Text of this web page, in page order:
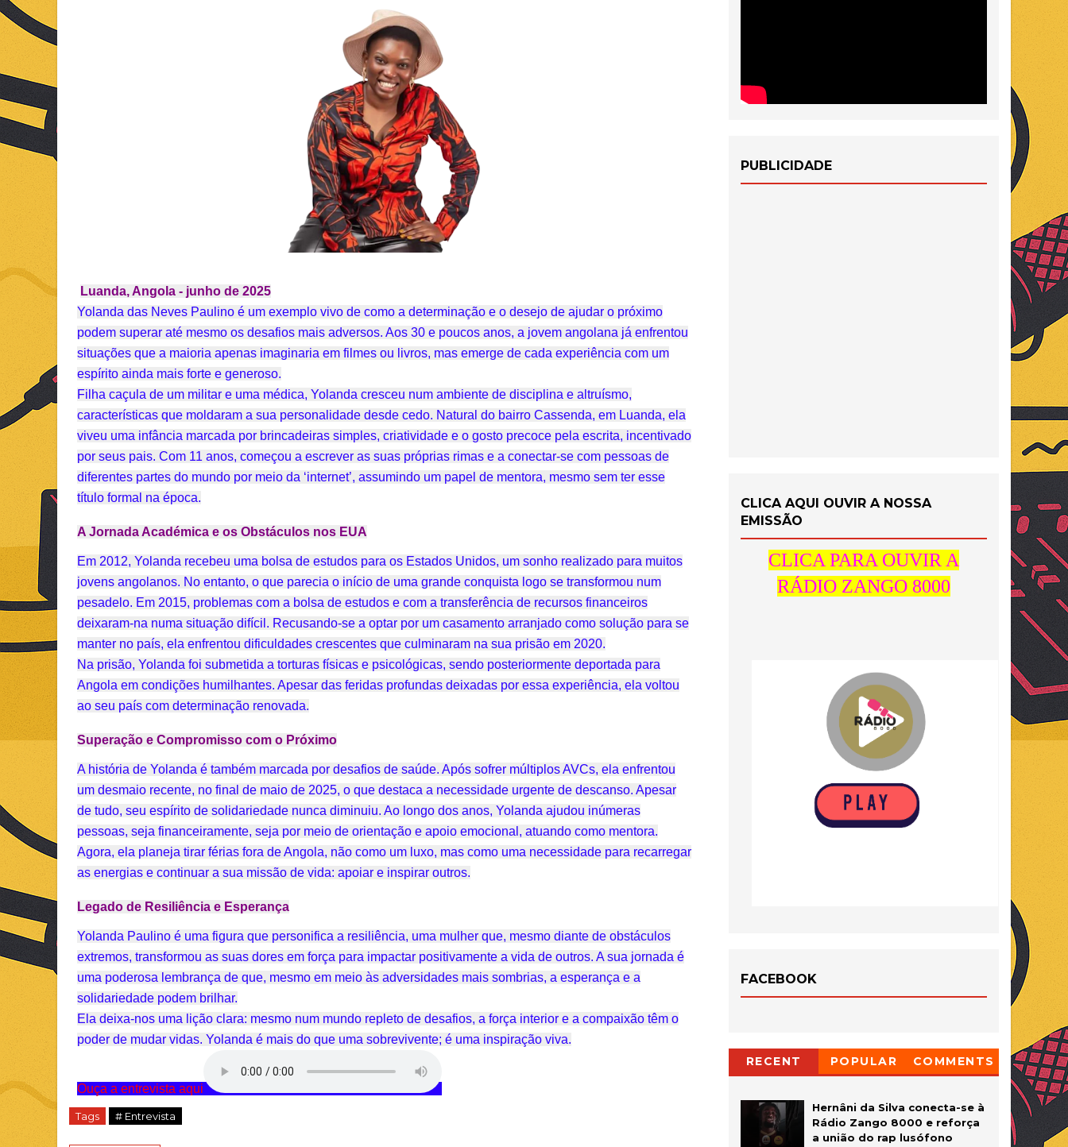
Luanda, Angola - junho de 2025
Yolanda das Neves Paulino é um exemplo vivo de como a determinação e o desejo de ajudar o próximo
podem superar até mesmo os desafios mais adversos. Aos 30 e poucos anos, a jovem angolana já enfrentou
situações que a maioria apenas imaginaria em filmes ou livros, mas emerge de cada experiência com um
espírito ainda mais forte e generoso.
Filha caçula de um militar e uma médica, Yolanda cresceu num ambiente de disciplina e altruísmo,
características que moldaram a sua personalidade desde cedo. Natural do bairro Cassenda, em Luanda, ela
viveu uma infância marcada por brincadeiras simples, criatividade e o gosto precoce pela escrita, incentivado
por seus pais. Com 11 anos, começou a escrever as suas próprias rimas e a conectar-se com pessoas de
diferentes partes do mundo por meio da ‘internet’, assumindo um papel de mentora, mesmo sem ter esse
título formal na época.
A Jornada Académica e os Obstáculos nos EUA
Em 2012, Yolanda recebeu uma bolsa de estudos para os Estados Unidos, um sonho realizado para muitos
jovens angolanos. No entanto, o que parecia o início de uma grande conquista logo se transformou num
pesadelo. Em 2015, problemas com a bolsa de estudos e com a transferência de recursos financeiros
deixaram-na numa situação difícil. Recusando-se a optar por um casamento arranjado como solução para se
manter no país, ela enfrentou dificuldades crescentes que culminaram na sua prisão em 2020.
Na prisão, Yolanda foi submetida a torturas físicas e psicológicas, sendo posteriormente deportada para
Angola em condições humilhantes. Apesar das feridas profundas deixadas por essa experiência, ela voltou
ao seu país com determinação renovada.
Superação e Compromisso com o Próximo
A história de Yolanda é também marcada por desafios de saúde. Após sofrer múltiplos AVCs, ela enfrentou
um desmaio recente, no final de maio de 2025, o que destaca a necessidade urgente de descanso. Apesar
de tudo, seu espírito de solidariedade nunca diminuiu. Ao longo dos anos, Yolanda ajudou inúmeras
pessoas, seja financeiramente, seja por meio de orientação e apoio emocional, atuando como mentora.
Agora, ela planeja tirar férias fora de Angola, não como um luxo, mas como uma necessidade para recarregar
as energias e continuar a sua missão de vida: apoiar e inspirar outros.
Legado de Resiliência e Esperança
Yolanda Paulino é uma figura que personifica a resiliência, uma mulher que, mesmo diante de obstáculos
extremos, transformou as suas dores em força para impactar positivamente a vida de outros. A sua jornada é
uma poderosa lembrança de que, mesmo em meio às adversidades mais sombrias, a esperança e a
solidariedade podem brilhar.
Ela deixa-nos uma lição clara: mesmo num mundo repleto de desafios, a força interior e a compaixão têm o
poder de mudar vidas. Yolanda é mais do que uma sobrevivente; é uma inspiração viva.
Ouça a entrevista aqui
Tags # Entrevista
PUBLICIDADE
CLICA AQUI OUVIR A NOSSA
EMISSÃO
CLICA PARA OUVIR A
RÁDIO ZANGO 8000
FACEBOOK
RECENT POPULAR COMMENTS
Hernâni da Silva conecta-se à
Rádio Zango 8000 e reforça
a união do rap lusófono